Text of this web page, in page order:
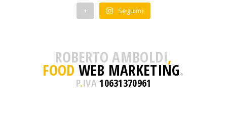
+ Seguimi
ROBERTO AMBOLDI,
FOOD WEB MARKETING.
P.IVA10631370961